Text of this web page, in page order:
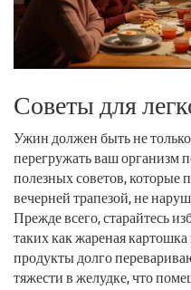
Советы для
Ужин должен быть не
перегружать ваш организм
полезных советов, которые
вечерней трапезой, не
Прежде всего, старайтесь
таких как жареная
продукты долго
тяжести в желудке, что